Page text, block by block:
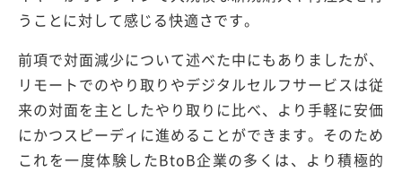
うことに対して感じる快適さです。
前項で対面減少について述べた中にもありましたが、
リモートでのやり取りやデジタルセルフサービスは従
来の対面を主としたやり取りに比べ、より手軽に安価
にかつスピーディに進めることができます。そのため
これを一度体験したBtoB企業の多くは、より積極的